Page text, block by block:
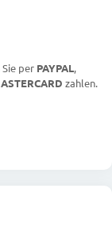
per PAYPAL,
zahlen.